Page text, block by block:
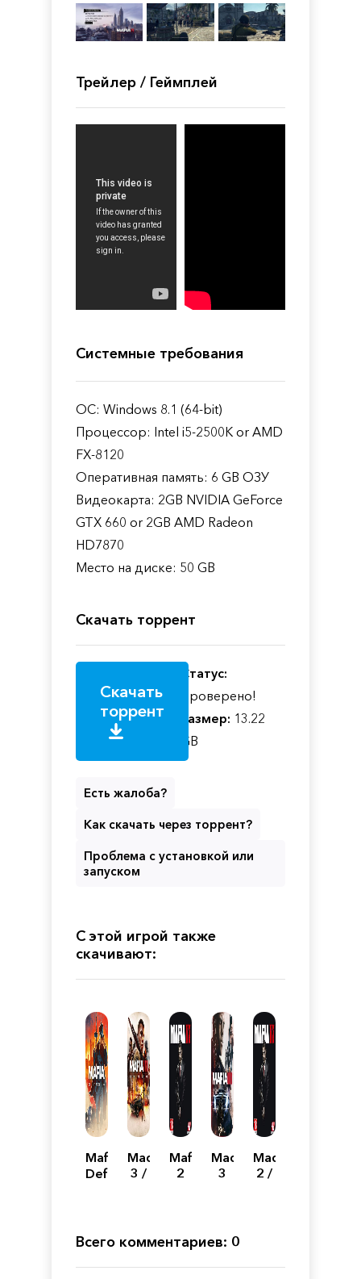
Трейлер / Геймплей
Системные требования
ОС: Windows 8.1 (64-bit)
Процессор: Intel i5-2500K or AMD
FX-8120
Оперативная память: 6 GB ОЗУ
Видеокарта: 2GB NVIDIA GeForce
GTX 660 or 2GB AMD Radeon
HD7870
Место на диске: 50 GB
Скачать торрент
Скачать
торрент
Статус:
Проверено!
Размер: 13.22
GB
Есть жалоба?
Как скачать через торрент?
Проблема с установкой или
запуском
С этой игрой также
скачивают:
Mafia:
Definitive
Мафия
3 /
Edition
Mafia
2
8
DLC
СофтКлаб
Мафия
3
Мафия
2 /
Всего комментариев: 0